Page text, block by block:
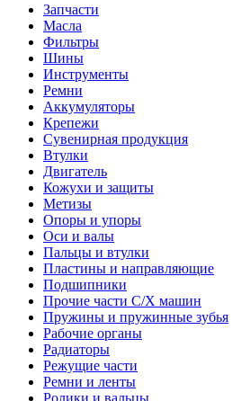
Запчасти
Масла
Фильтры
Шины
Инструменты
Ремни
Аккумуляторы
Крепежи
Сувенирная продукция
Втулки
Двигатель
Кожухи и защиты
Метизы
Опоры и упоры
Оси и валы
Пальцы и втулки
Пластины и направляющие
Подшипники
Прочие части С/Х машин
Пружины и пружинные зубья
Рабочие органы
Радиаторы
Режущие части
Ремни и ленты
Ролики и вальцы